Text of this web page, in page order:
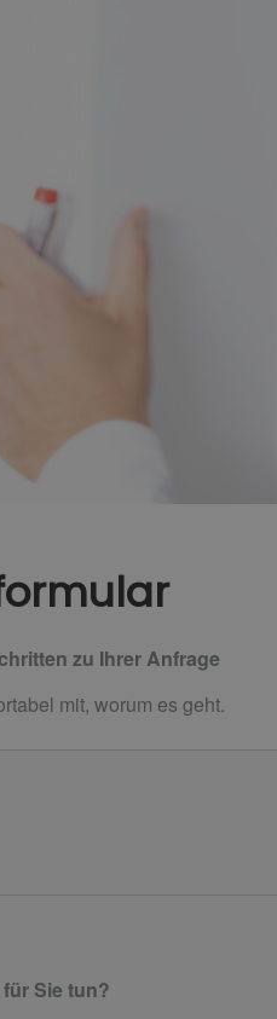
zu Ihrer Anfrage
mit, worum es geht.
Sie tun?